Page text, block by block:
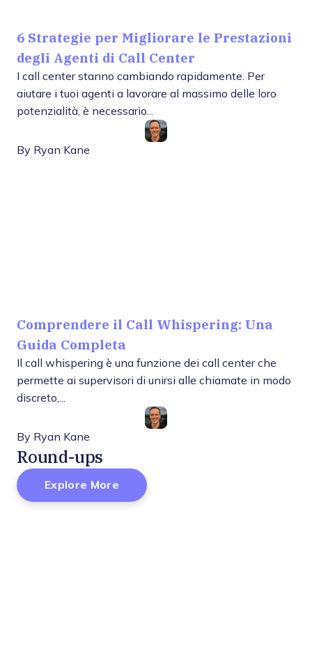
6 Strategie per Migliorare le Prestazioni
degli Agenti di Call Center
I call center stanno cambiando rapidamente. Per
aiutare i tuoi agenti a lavorare al massimo delle loro
potenzialità, è necessario...
By Ryan Kane
Comprendere il Call Whispering: Una
Guida Completa
Il call whispering è una funzione dei call center che
permette ai supervisori di unirsi alle chiamate in modo
discreto,...
By Ryan Kane
Round-ups
Explore More